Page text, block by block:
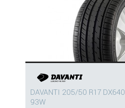
DAVANTI 205/50 R17 DX640
93W